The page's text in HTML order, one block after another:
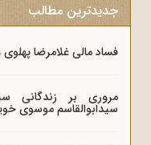
جدیدترین مطالب
فساد مالی غلامرضا
مروری بر زندگانی
سیدابوالقاسم موسوی